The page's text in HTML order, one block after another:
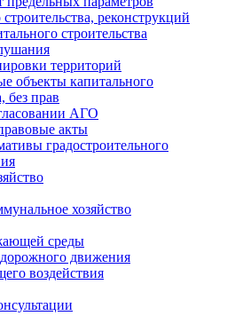
реконструкций
строительства
территорий
объекты капитального
без прав
АГО
акты
градостроительного
хозяйство
среды
дорожного движения
воздействия